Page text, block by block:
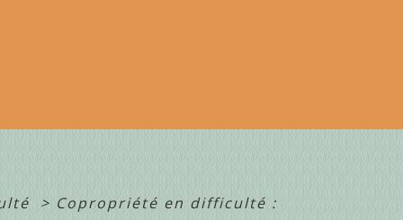
> Copropriété en difficulté :